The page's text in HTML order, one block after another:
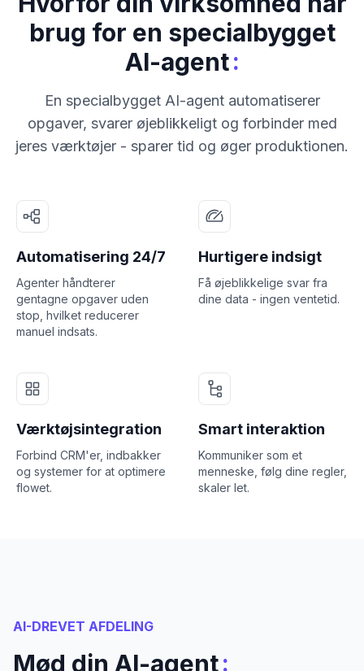
brug for en specialbygget
AI-agent:
En specialbygget AI-agent automatiserer
opgaver, svarer øjeblikkeligt og forbinder med
jeres værktøjer - sparer tid og øger produktionen.
Automatisering 24/7
Agenter håndterer
gentagne opgaver uden
stop, hvilket reducerer
manuel indsats.
Hurtigere indsigt
Få øjeblikkelige svar fra
dine data - ingen ventetid.
Værktøjsintegration
Forbind CRM'er, indbakker
og systemer for at optimere
flowet.
Smart interaktion
Kommuniker som et
menneske, følg dine regler,
skaler let.
AI-DREVET AFDELING
Mød din AI-agent: